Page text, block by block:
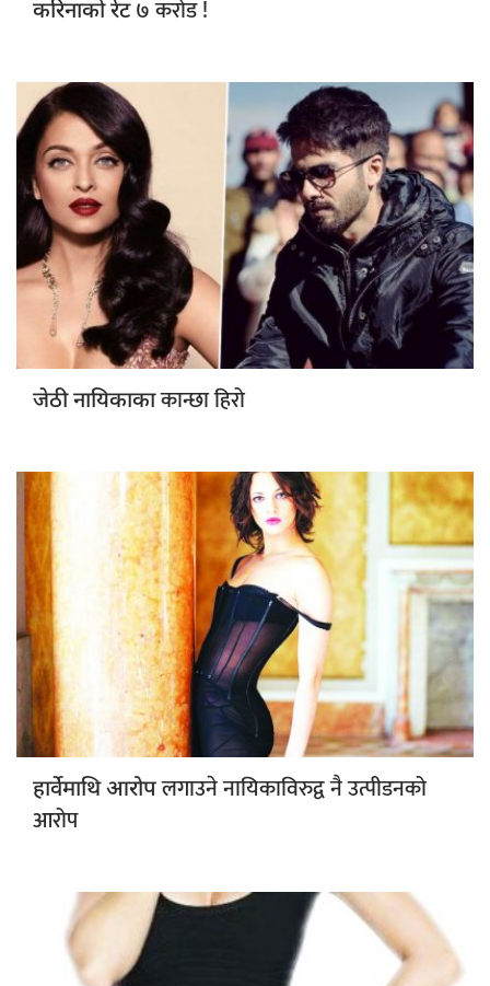
करिनाको रेट७ करोड !
जेठी नायिकाकाकान्छा हिरो
हार्वेमाथि आरोपलगाउने नायिकाविरुद्व नै उत्पीडनको
आरोप